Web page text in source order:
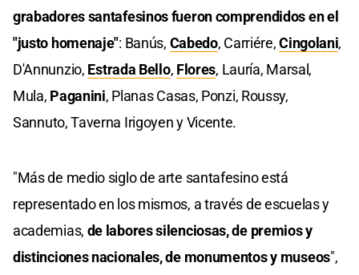
grabadores santafesinos fueron comprendidos en el
"justo homenaje": Banús, Cabedo, Carriére,Cingolani,
D'Annunzio, Estrada Bello, Flores, Lauría, Marsal,
Mula, Paganini, Planas Casas, Ponzi, Roussy,
Sannuto, Taverna Irigoyen y Vicente.
"Más de medio siglo de arte santafesino está
representado en los mismos, a través de escuelas y
academias, de labores silenciosas, de premios y
distinciones nacionales, de monumentos y museos",